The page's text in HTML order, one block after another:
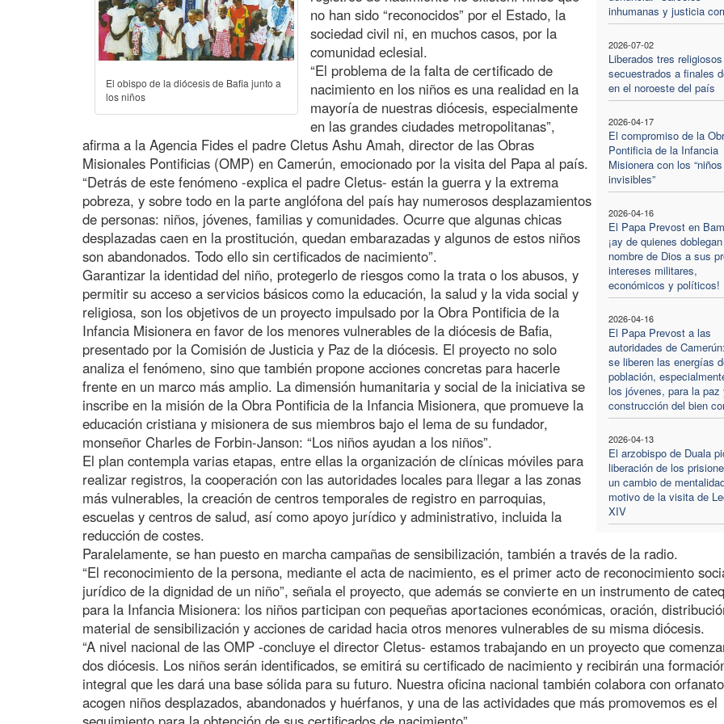
El obispo de la diócesis de Bafia junto a
los niños
inhumanas y justicia
2026-07-02
Liberados tres religiosos
secuestrados a finales
en el noroeste del país
2026-04-17
El compromiso de la
Pontificia de la Infancia
Misionera con los “niños
invisibles”
2026-04-16
El Papa Prevost en
¡ay de quienes
nombre de Dios a sus
intereses militares,
económicos y políticos!
2026-04-16
El Papa Prevost a las
autoridades de
se liberen las energías
población,
los jóvenes, para la paz
construcción del bien
2026-04-13
El arzobispo de Duala
liberación de los
un cambio de
motivo de la visita de
XIV
no han sido “reconocidos” por el Estado, la
sociedad civil ni, en muchos casos, por la
comunidad eclesial.
“El problema de la falta de certificado de
nacimiento en los niños es una realidad en la
mayoría de nuestras diócesis, especialmente
en las grandes ciudades metropolitanas”,
afirma a la Agencia Fides el padre Cletus Ashu Amah, director de las Obras
Misionales Pontificias (OMP) en Camerún, emocionado por la visita del Papa al país.
“Detrás de este fenómeno -explica el padre Cletus- están la guerra y la extrema
pobreza, y sobre todo en la parte anglófona del país hay numerosos desplazamientos
de personas: niños, jóvenes, familias y comunidades. Ocurre que algunas chicas
desplazadas caen en la prostitución, quedan embarazadas y algunos de estos niños
son abandonados. Todo ello sin certificados de nacimiento”.
Garantizar la identidad del niño, protegerlo de riesgos como la trata o los abusos, y
permitir su acceso a servicios básicos como la educación, la salud y la vida social y
religiosa, son los objetivos de un proyecto impulsado por la Obra Pontificia de la
Infancia Misionera en favor de los menores vulnerables de la diócesis de Bafia,
presentado por la Comisión de Justicia y Paz de la diócesis. El proyecto no solo
analiza el fenómeno, sino que también propone acciones concretas para hacerle
frente en un marco más amplio. La dimensión humanitaria y social de la iniciativa se
inscribe en la misión de la Obra Pontificia de la Infancia Misionera, que promueve la
educación cristiana y misionera de sus miembros bajo el lema de su fundador,
monseñor Charles de Forbin-Janson: “Los niños ayudan a los niños”.
El plan contempla varias etapas, entre ellas la organización de clínicas móviles para
realizar registros, la cooperación con las autoridades locales para llegar a las zonas
más vulnerables, la creación de centros temporales de registro en parroquias,
escuelas y centros de salud, así como apoyo jurídico y administrativo, incluida la
reducción de costes.
Paralelamente, se han puesto en marcha campañas de sensibilización, también a través de la radio.
“El reconocimiento de la persona, mediante el acta de nacimiento, es el primer acto de reconocimiento
jurídico de la dignidad de un niño”, señala el proyecto, que además se convierte en un instrumento de
para la Infancia Misionera: los niños participan con pequeñas aportaciones económicas, oración,
material de sensibilización y acciones de caridad hacia otros menores vulnerables de su misma diócesis.
“A nivel nacional de las OMP -concluye el director Cletus- estamos trabajando en un proyecto que
dos diócesis. Los niños serán identificados, se emitirá su certificado de nacimiento y recibirán una
integral que les dará una base sólida para su futuro. Nuestra oficina nacional también colabora con
acogen niños desplazados, abandonados y huérfanos, y una de las actividades que más promovemos es el